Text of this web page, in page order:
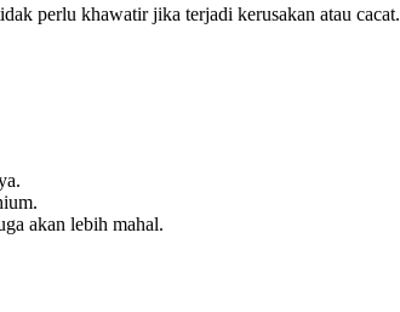
perlu khawatir jika terjadi kerusakan atau cacat.
akan lebih mahal.